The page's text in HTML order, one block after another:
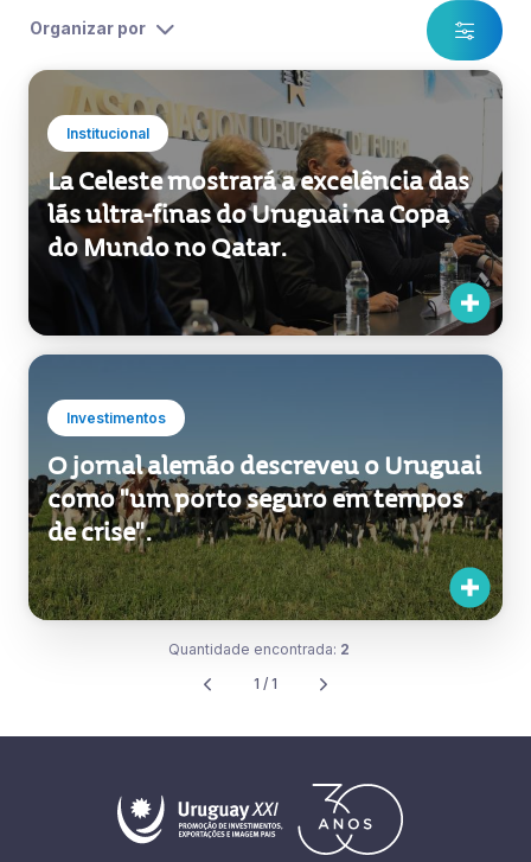
Organizar por
Institucional
La Celeste mostrará a excelência das
lãs ultra-finas do Uruguai na Copa
do Mundo no Qatar.
Investimentos
O jornal alemão descreveu o Uruguai
como "um porto seguro em tempos
de crise".
Quantidade encontrada: 2
1 / 1